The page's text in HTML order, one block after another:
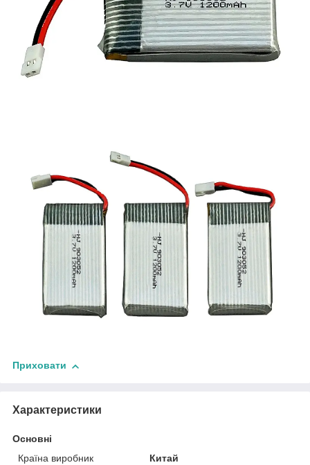
Приховати
Характеристики
Основні
Країна виробник
Китай